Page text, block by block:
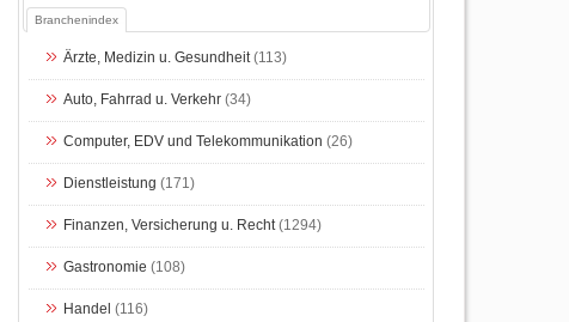
Branchenindex
Ärzte, Medizin u. Gesundheit(113)
Auto, Fahrrad u. Verkehr(34)
Computer, EDV und Telekommunikation (26)
Dienstleistung (171)
Finanzen, Versicherung u. Recht(1294)
Gastronomie (108)
Handel (116)